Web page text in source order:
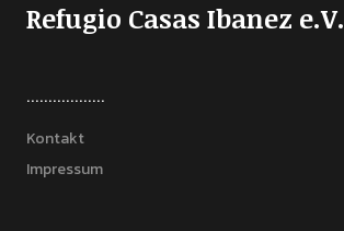
Refugio Casas Ibanez e.V.
..................
Kontakt
Impressum